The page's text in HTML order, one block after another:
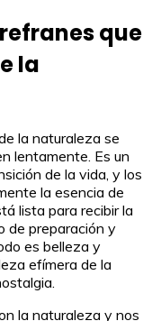
que
la
la naturaleza se
lentamente. Es un
de la vida, y los
la esencia de
lista para recibir la
de preparación y
es belleza y
efímera de la
la naturaleza y nos